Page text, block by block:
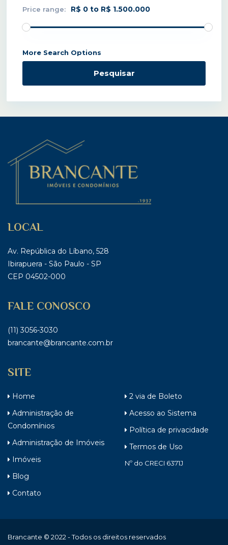
Price range: R$ 0 to R$ 1.500.000
More Search Options
Pesquisar
LOCAL
Av. República do Líbano, 528
Ibirapuera - São Paulo - SP
CEP 04502-000
FALE CONOSCO
(11) 3056-3030
brancante@brancante.com.br
SITE
Home
Administração de
Condomínios
Administração de Imóveis
Imóveis
Blog
Contato
2 via de Boleto
Acesso ao Sistema
Política de privacidade
Termos de Uso
Nº do CRECI 6371J
Brancante © 2022 - Todos os direitos reservados